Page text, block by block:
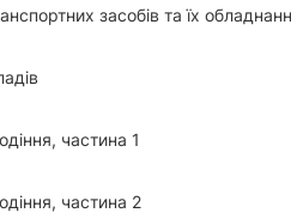
засобів та їх
частина 1
частина 2